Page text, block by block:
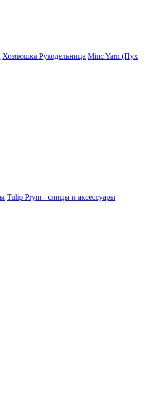
Хозяюшка Рукодельница Minc Yarn (Пух
Tulip Prym - спицы и аксессуары